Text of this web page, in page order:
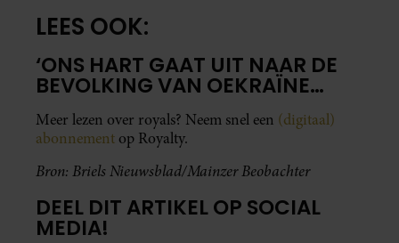
LEES OOK:
‘ONS HART GAAT UIT NAAR DE
BEVOLKING VAN OEKRAÏNE…
Meer lezen over royals? Neem snel een (digitaal)
abonnement op Royalty.
Bron: Briels Nieuwsblad/Mainzer Beobachter
DEEL DIT ARTIKEL OP SOCIAL
MEDIA!